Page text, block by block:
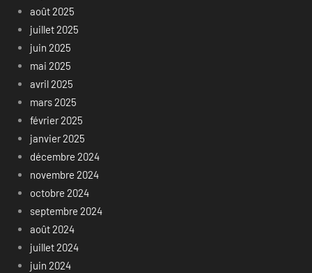
août 2025
juillet 2025
juin 2025
mai 2025
avril 2025
mars 2025
février 2025
janvier 2025
décembre 2024
novembre 2024
octobre 2024
septembre 2024
août 2024
juillet 2024
juin 2024